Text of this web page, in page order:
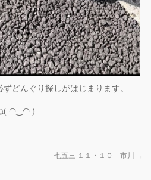
どんぐり探しがはじまります。
( ◠‿◠ )
七五三 １１・１０ 市川 →